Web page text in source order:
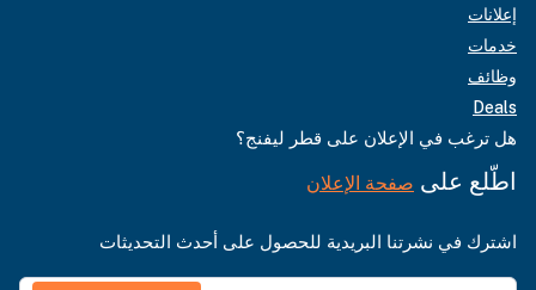
إعلانات
خدمات
وظائف
Deals
هل ترغب في الإعلان على قطر ليفنج؟
اطّلع على صفحة الإعلان
اشترك في نشرتنا البريدية للحصول على أحدث التحديثات